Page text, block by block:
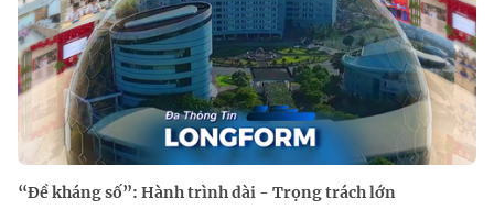
“Đề kháng số”: Hành trình dài - Trọng trách lớn